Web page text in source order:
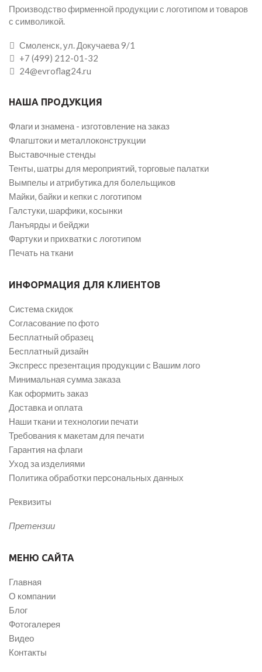
Производство фирменной продукции с логотипом и товаров
с символикой.
Смоленск, ул. Докучаева 9/1
+7 (499) 212-01-32
24@evroflag24.ru
НАША ПРОДУКЦИЯ
Флаги и знамена - изготовление на заказ
Флагштоки и металлоконструкции
Выставочные стенды
Тенты, шатры для мероприятий, торговые палатки
Вымпелы и атрибутика для болельщиков
Майки, байки и кепки с логотипом
Галстуки, шарфики, косынки
Ланъярды и бейджи
Фартуки и прихватки с логотипом
Печать на ткани
ИНФОРМАЦИЯ ДЛЯ КЛИЕНТОВ
Система скидок
Согласование по фото
Бесплатный образец
Бесплатный дизайн
Экспресс презентация продукции с Вашим лого
Минимальная сумма заказа
Как оформить заказ
Доставка и оплата
Наши ткани и технологии печати
Требования к макетам для печати
Гарантия на флаги
Уход за изделиями
Политика обработки персональных данных
Реквизиты
Претензии
МЕНЮ САЙТА
Главная
О компании
Блог
Фотогалерея
Видео
Контакты